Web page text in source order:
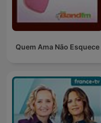
Quem Ama Não Esquece